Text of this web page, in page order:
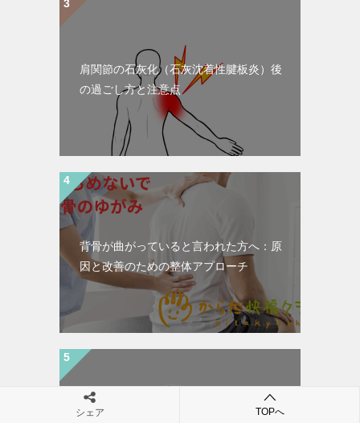
肩関節の石灰化（石灰沈着性腱板炎）後
の過ごし方と注意点
背骨が曲がっていると言われた方へ：原
因と改善のための整体アプローチ
シェア TOPへ